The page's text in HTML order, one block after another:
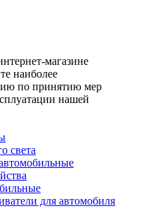
магазине
наиболее
по принятию мер
нашей
света
для автомобиля